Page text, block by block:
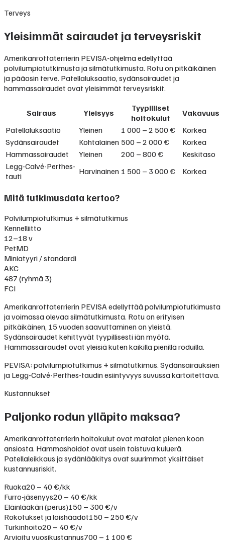
Terveys
Yleisimmät sairaudet ja terveysriskit
Amerikanrottaterrierin PEVISA-ohjelma edellyttää
polvilumpiotutkimusta ja silmätutkimusta. Rotu on pitkäikäinen
ja pääosin terve. Patellaluksaatio, sydänsairaudet ja
hammassairaudet ovat yleisimmät terveysriskit.
Sairaus Yleisyys
Tyypilliset
hoitokulut
Vakavuus
Patellaluksaatio
Yleinen 1 000 – 2 500 €
Korkea
Sydänsairaudet
Kohtalainen 500 – 2 000 €
Korkea
Hammassairaudet
Yleinen 200 – 800 €
Keskitaso
Legg-Calvé-Perthes-
tauti
Harvinainen 1 500 – 3 000 € Korkea
Mitä tutkimusdata kertoo?
Polvilumpiotutkimus + silmätutkimus
Kennelliitto
12–18 v
PetMD
Miniatyyri / standardi
AKC
487 (ryhmä 3)
FCI
Amerikanrottaterrierin PEVISA edellyttää polvilumpiotutkimusta
ja voimassa olevaa silmätutkimusta. Rotu on erityisen
pitkäikäinen, 15 vuoden saavuttaminen on yleistä.
Sydänsairaudet kehittyvät tyypillisesti iän myötä.
Hammassairaudet ovat yleisiä kuten kaikilla pienillä roduilla.
PEVISA: polvilumpiotutkimus + silmätutkimus. Sydänsairauksien
ja Legg-Calvé-Perthes-taudin esiintyvyys suvussa kartoitettava.
Kustannukset
Paljonko rodun ylläpito maksaa?
Amerikanrottaterrierin hoitokulut ovat matalat pienen koon
ansiosta. Hammashoidot ovat usein toistuva kuluerä.
Patellaleikkaus ja sydänlääkitys ovat suurimmat yksittäiset
kustannusriskit.
Ruoka20 – 40 €/kk
Furro-jäsenyys20 – 40 €/kk
Eläinlääkäri (perus)150 – 300 €/v
Rokotukset ja loishäädöt150 – 250 €/v
Turkinhoito20 – 40 €/v
Arvioitu vuosikustannus700 – 1 100 €